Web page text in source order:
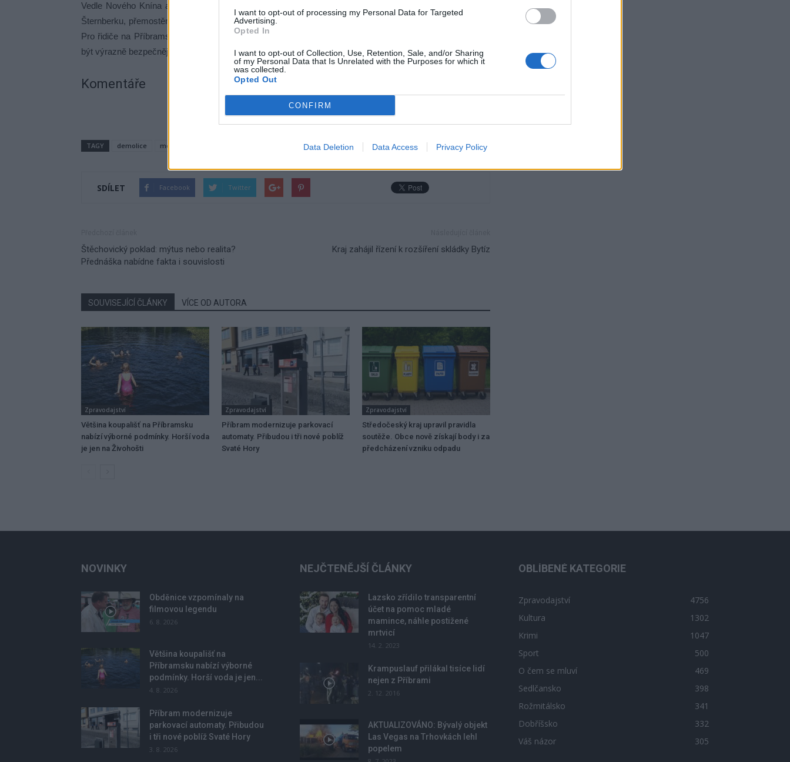
I want to opt-out of processing my Personal Data for Targeted
Advertising.
Opted In
I want to opt-out of Collection, Use, Retention, Sale, and/or Sharing
of my Personal Data that Is Unrelated with the Purposes for which it
was collected.
Opted Out
CONFIRM
Data Deletion Data Access Privacy Policy
Vedle Nového Knína a Sestrouně se rekonstrukce týkají také například mostu přes Sázavu u Českého
Šternberku, přemostění dálnice D10 u Staré Boleslavi nebo mostů v Čáslavi, Jablonné či Radovesnici II.
Pro řidiče na Příbramsku tak budou opravy znamenat dočasná omezení, jejich výsledkem by však měla
být výrazně bezpečnější a spolehlivější dopravní infrastruktura.
Komentáře
TAGY demolice most Příbramsko Sestrouň Středočeský kraj
SDÍLET Facebook Twitter
Štěchovický poklad: mýtus nebo realita?
Přednáška nabídne fakta i souvislosti
Kraj zahájil řízení k rozšíření skládky Bytíz
SOUVISEJÍCÍ ČLÁNKY VÍCE OD AUTORA
Zpravodajství
Většina koupališť na Příbramsku
nabízí výborné podmínky. Horší voda
je jen na Živohošti
Zpravodajství
Příbram modernizuje parkovací
automaty. Přibudou i tři nové poblíž
Svaté Hory
Zpravodajství
Středočeský kraj upravil pravidla
soutěže. Obce nově získají body i za
předcházení vzniku odpadu
NOVINKY
Obděnice vzpomínaly na
filmovou legendu
6. 8. 2026
Většina koupališť na
Příbramsku nabízí výborné
podmínky. Horší voda je jen...
4. 8. 2026
Příbram modernizuje
parkovací automaty. Přibudou
i tři nové poblíž Svaté Hory
3. 8. 2026
NEJČTENĚJŠÍ ČLÁNKY
Lazsko zřídilo transparentní
účet na pomoc mladé
mamince, náhle postižené
mrtvicí
14. 2. 2023
Krampuslauf přilákal tisíce lidí
nejen z Příbrami
2. 12. 2016
AKTUALIZOVÁNO: Bývalý objekt
Las Vegas na Trhovkách lehl
popelem
OBLÍBENÉ KATEGORIE
Zpravodajství
4756
Kultura
1302
Krimi
1047
Sport
500
O čem se mluví
469
Sedlčansko
398
Rožmitálsko
341
Dobříšsko
332
Váš názor
305